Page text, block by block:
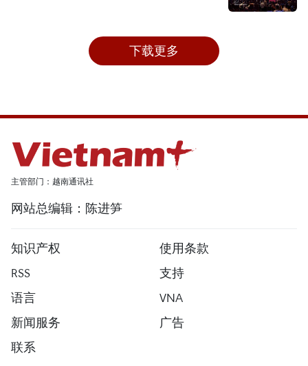
下载更多
主管部门：越南通讯社
网站总编辑：陈进笋
知识产权
使用条款
RSS
支持
语言
VNA
新闻服务
广告
联系